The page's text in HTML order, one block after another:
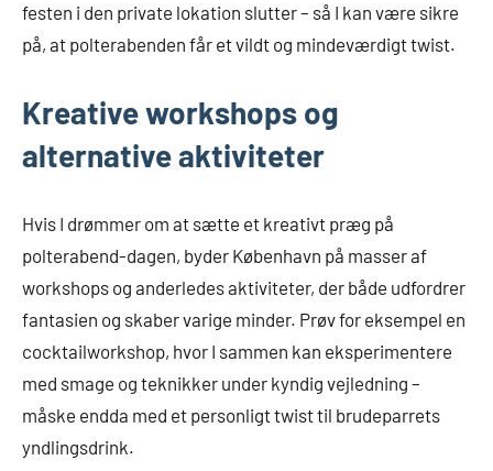
festen i den private lokation slutter – så I kan være sikre
på, at polterabenden får et vildt og mindeværdigt twist.
Kreative workshops og
alternative aktiviteter
Hvis I drømmer om at sætte et kreativt præg på
polterabend-dagen, byder København på masser af
workshops og anderledes aktiviteter, der både udfordrer
fantasien og skaber varige minder. Prøv for eksempel en
cocktailworkshop, hvor I sammen kan eksperimentere
med smage og teknikker under kyndig vejledning –
måske endda med et personligt twist til brudeparrets
yndlingsdrink.